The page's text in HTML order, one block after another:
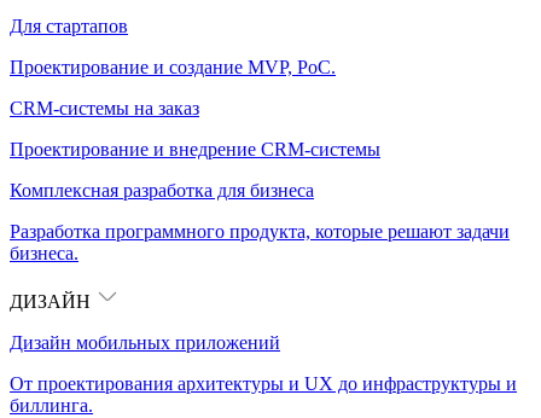
Для стартапов
Проектирование и создание MVP, PoC.
CRM-системы на заказ
Проектирование и внедрение CRM-системы
Комплексная разработка для бизнеса
Разработка программного продукта, которые решают задачи
бизнеса.
ДИЗАЙН
Дизайн мобильных приложений
От проектирования архитектуры и UX до инфраструктуры и
биллинга.